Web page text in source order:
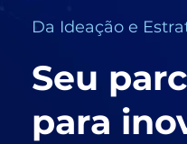
Da Ideação e
Seu
para